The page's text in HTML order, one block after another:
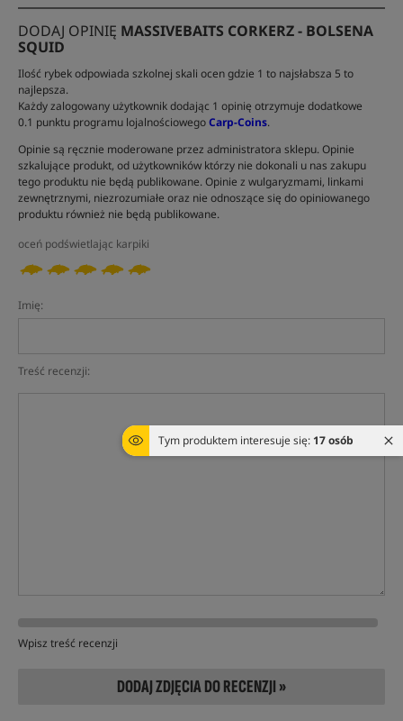
Tym produktem interesuje się: 17 osób
DODAJ OPINIĘ MASSIVEBAITS CORKERZ - BOLSENA
SQUID
Ilość rybek odpowiada szkolnej skali ocen gdzie 1 to najsłabsza 5 to
najlepsza.
Każdy zalogowany użytkownik dodając 1 opinię otrzymuje dodatkowe
0.1 punktu programu lojalnościowegoCarp-Coins.
Opinie są ręcznie moderowane przez administratora sklepu. Opinie
szkalujące produkt, od użytkowników którzy nie dokonali u nas zakupu
tego produktu nie będą publikowane. Opinie z wulgaryzmami, linkami
zewnętrznymi, niezrozumiałe oraz nie odnoszące się do opiniowanego
produktu również nie będą publikowane.
oceń podświetlając karpiki
Imię:
Treść recenzji:
Wpisz treść recenzji
DODAJ ZDJĘCIA DO RECENZJI »